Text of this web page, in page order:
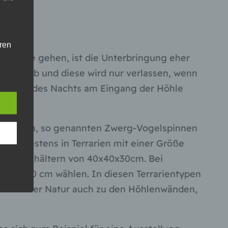
gehen, ist die Unterbringung eher
ab und diese wird nur verlassen, wenn
des Nachts am Eingang der Höhle
Arten, so genannten Zwerg-Vogelspinnen
bestens in Terrarien mit einer Größe
in Behältern von 40x40x30cm. Bei
mit 30 cm wählen. In diesen Terrarientypen
in der Natur auch zu den Höhlenwänden,